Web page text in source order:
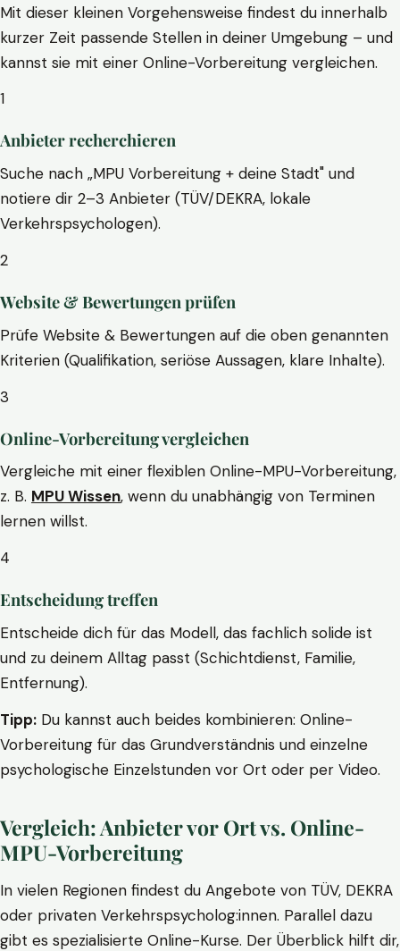
Mit dieser kleinen Vorgehensweise findest du innerhalb
kurzer Zeit passende Stellen in deiner Umgebung – und
kannst sie mit einer Online-Vorbereitung vergleichen.
1
Anbieter recherchieren
Suche nach „MPU Vorbereitung + deine Stadt" und
notiere dir 2–3 Anbieter (TÜV/DEKRA, lokale
Verkehrspsychologen).
2
Website & Bewertungen prüfen
Prüfe Website & Bewertungen auf die oben genannten
Kriterien (Qualifikation, seriöse Aussagen, klare Inhalte).
3
Online-Vorbereitung vergleichen
Vergleiche mit einer flexiblen Online-MPU-Vorbereitung,
z. B. MPU Wissen, wenn du unabhängig von Terminen
lernen willst.
4
Entscheidung treffen
Entscheide dich für das Modell, das fachlich solide ist
und zu deinem Alltag passt (Schichtdienst, Familie,
Entfernung).
Tipp: Du kannst auch beides kombinieren: Online-
Vorbereitung für das Grundverständnis und einzelne
psychologische Einzelstunden vor Ort oder per Video.
Vergleich: Anbieter vor Ort vs. Online-
MPU-Vorbereitung
In vielen Regionen findest du Angebote von TÜV, DEKRA
oder privaten Verkehrspsycholog:innen. Parallel dazu
gibt es spezialisierte Online-Kurse. Der Überblick hilft dir,